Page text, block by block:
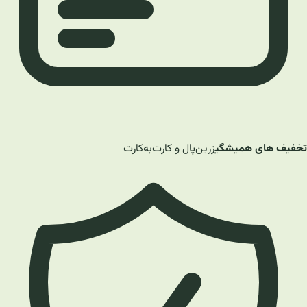
تخفیف های همیشگیزرین‌پال و کارت‌به‌کارت